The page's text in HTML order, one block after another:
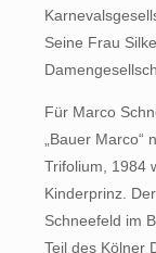
Seine Frau
Für Marco
„Bauer
Trifolium, 1984
Kinderprinz.
Schneefeld im
Teil des Kölner